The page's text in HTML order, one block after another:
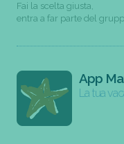
Fai la scelta giusta,
entra a far parte del
App
La tua